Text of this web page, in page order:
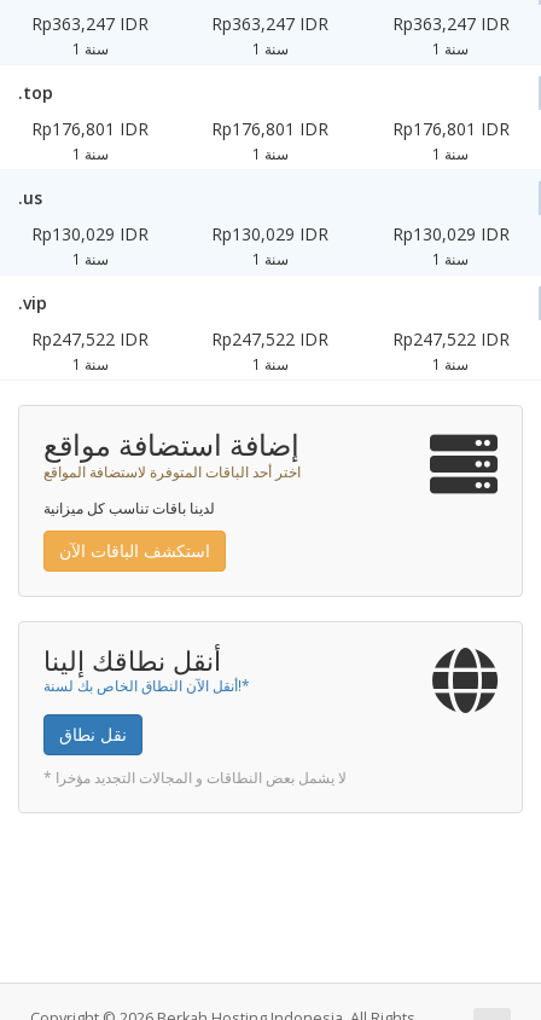
Rp363,247 IDR
1 سنة
Rp363,247 IDR
1 سنة
Rp363,247 IDR
1 سنة
.top
Rp176,801 IDR
1 سنة
Rp176,801 IDR
1 سنة
Rp176,801 IDR
1 سنة
.us
Rp130,029 IDR
1 سنة
Rp130,029 IDR
1 سنة
Rp130,029 IDR
1 سنة
.vip
Rp247,522 IDR
1 سنة
Rp247,522 IDR
1 سنة
Rp247,522 IDR
1 سنة
إضافة استضافة مواقع
اختر أحد الباقات المتوفرة لاستضافة المواقع
لدينا باقات تناسب كل ميزانية
استكشف الباقات الآن
أنقل نطاقك إلينا
أنقل الآن النطاق الخاص بك لسنة!*
نقل نطاق
* لا يشمل بعض النطاقات و المجالات التجديد مؤخرا